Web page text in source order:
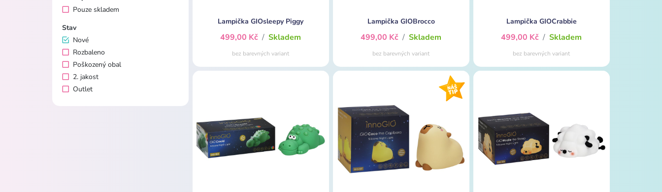
Pouze skladem
Stav
Nové
Rozbaleno
Poškozený obal
2. jakost
Outlet
Lampička GIOsleepy Piggy
499,00 Kč / Skladem
bez barevných variant
Lampička GIOBrocco
499,00 Kč / Skladem
bez barevných variant
Lampička GIOCrabbie
499,00 Kč / Skladem
bez barevných variant